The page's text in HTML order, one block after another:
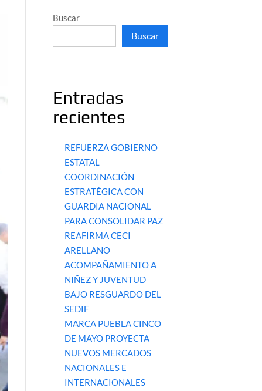
Buscar
Buscar
Entradas
recientes
REFUERZA GOBIERNO
ESTATAL
COORDINACIÓN
ESTRATÉGICA CON
GUARDIA NACIONAL
PARA CONSOLIDAR PAZ
REAFIRMA CECI
ARELLANO
ACOMPAÑAMIENTO A
NIÑEZ Y JUVENTUD
BAJO RESGUARDO DEL
SEDIF
MARCA PUEBLA CINCO
DE MAYO PROYECTA
NUEVOS MERCADOS
NACIONALES E
INTERNACIONALES